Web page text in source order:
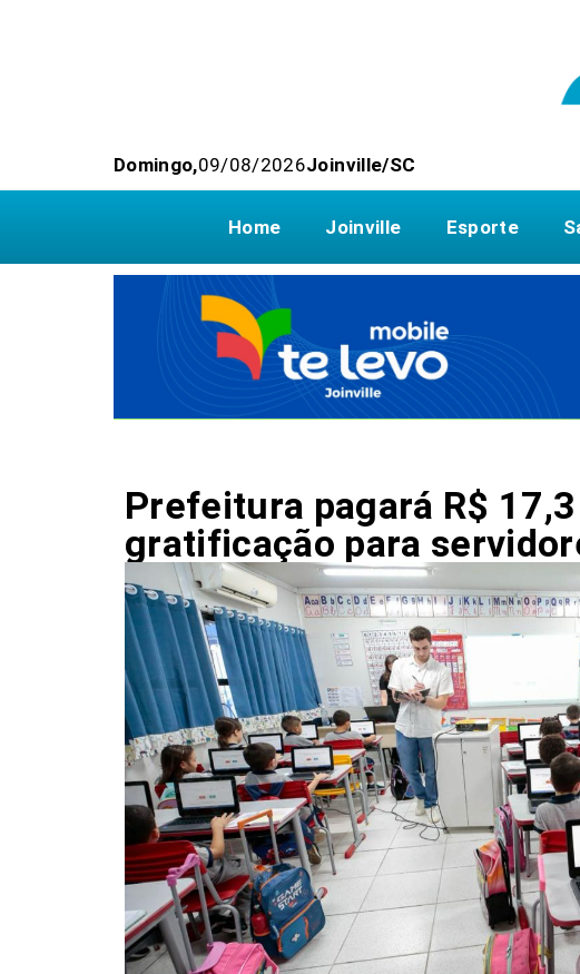
Domingo,09/08/2026Joinville/SC
Home Joinville Esporte
Prefeitura pagará R$
gratificação para